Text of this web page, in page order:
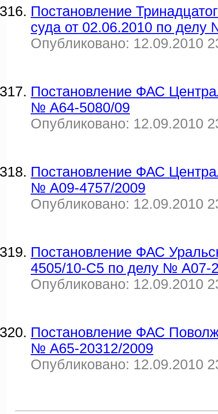
Постановление
суда от 02.06.2010 по
Опубликовано: 12.09.2010
Постановление ФАС
№ А64-5080/09
Опубликовано: 12.09.2010
Постановление ФАС
№ А09-4757/2009
Опубликовано: 12.09.2010
Постановление ФАС
4505/10-С5 по делу № А07-
Опубликовано: 12.09.2010
Постановление ФАС
№ А65-20312/2009
Опубликовано: 12.09.2010